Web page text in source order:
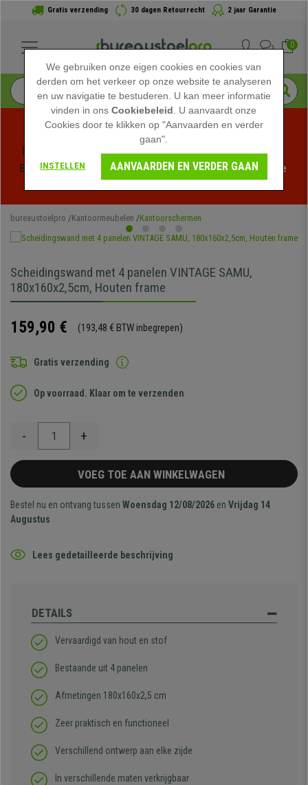
Gratis verzending 30 dagen Retourrecht 2 jaar Garantie
0
Profiteer van de Zomeruitverkoop bij bureaustoelpro!
Exclusieve kortingen voor een beperkte tijd - Bekijk de
bureaustoelpro Kantoormeubelen Kantoorschermen
Scheidingswand met 4 panelen VINTAGE SAMU,
180x160x2,5cm, Houten frame
159,90 € (193,48 € BTW inbegrepen)
Gratis verzending
Op voorraad. Klaar om te verzenden
- +
VOEG TOE AAN WINKELWAGEN
Bestel nu en ontvang tussen Woensdag 12/08/2026 en Vrijdag 14
Augustus
Lees gedetailleerde beschrijving
DETAILS
Vervaardigd van hout en stof
Bestaande uit 4 panelen
Afmetingen 180x160x2,5 cm
Zeer praktisch en functioneel
Verschillend ontwerp aan elke zijde
In verschillende maten verkrijgbaar
We gebruiken onze eigen cookies en cookies van
derden om het verkeer op onze website te analyseren
en uw navigatie te bestuderen. U kan meer informatie
vinden in onsCookiebeleid . U aanvaardt onze
Cookies door te klikken op "Aanvaarden en verder
gaan".
INSTELLEN AANVAARDEN EN VERDER GAAN